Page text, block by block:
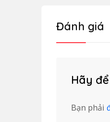
Đánh giá
Hãy
Bạn phải